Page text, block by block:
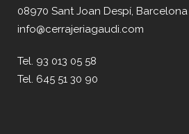
08970 Sant Joan Despí, Barcelona
info@cerrajeriagaudi.com
Tel. 93 013 05 58
Tel. 645 51 30 90